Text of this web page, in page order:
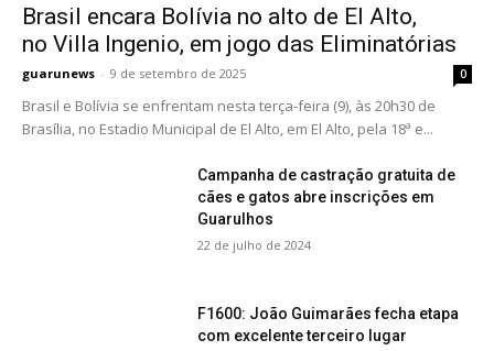
Brasil encara Bolívia no alto de El Alto,
no Villa Ingenio, em jogo das Eliminatórias
guarunews - 9 de setembro de 2025 0
Brasil e Bolívia se enfrentam nesta terça-feira (9), às 20h30 de
Brasília, no Estadio Municipal de El Alto, em El Alto, pela 18ª e...
Campanha de castração gratuita de
cães e gatos abre inscrições em
Guarulhos
22 de julho de 2024
F1600: João Guimarães fecha etapa
com excelente terceiro lugar